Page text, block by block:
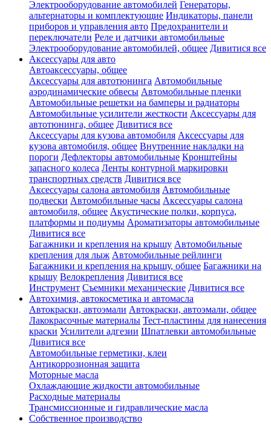
Электрооборудование автомобилей Генераторы,
альтернаторы и комплектующие Индикаторы, панели
приборов и управления авто Предохранители и
переключатели Реле и датчики автомобильные
Электрооборудование автомобилей, общее Дивитися все
Аксессуары для авто
Автоаксессуары, общее
Аксессуары для автотюнинга Автомобильные
аэродинамические обвесы Автомобильные пленки
Автомобильные решетки на бамперы и радиаторы
Автомобильные усилители жесткости Аксессуары для
автотюнинга, общее Дивитися все
Аксессуары для кузова автомобиля Аксессуары для
кузова автомобиля, общее Внутренние накладки на
пороги Дефлекторы автомобильные Кронштейны
запасного колеса Ленты контурной маркировки
транспортных средств Дивитися все
Аксессуары салона автомобиля Автомобильные
подвески Автомобильные часы Аксессуары салона
автомобиля, общее Акустические полки, корпуса,
платформы и подиумы Ароматизаторы автомобильные
Дивитися все
Багажники и крепления на крышу Автомобильные
крепления для лыж Автомобильные рейлинги
Багажники и крепления на крышу, общее Багажники на
крышу Велокрепления Дивитися все
Инструмент Съемники механические Дивитися все
Автохимия, автокосметика и автомасла
Автокраски, автоэмали Автокраски, автоэмали, общее
Лакокрасочные материалы Тест-пластины для нанесения
краски Усилители адгезии Шпатлевки автомобильные
Дивитися все
Автомобильные герметики, клеи
Антикоррозионная защита
Моторные масла
Охлаждающие жидкости автомобильные
Расходные материалы
Трансмиссионные и гидравлические масла
Собственное производство